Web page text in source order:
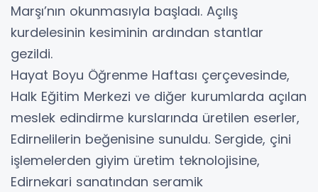
Marşı’nın okunmasıyla başladı. Açılış
kurdelesinin kesiminin ardından stantlar
gezildi.
Hayat Boyu Öğrenme Haftası çerçevesinde,
Halk Eğitim Merkezi ve diğer kurumlarda açılan
meslek edindirme kurslarında üretilen eserler,
Edirnelilerin beğenisine sunuldu. Sergide, çini
işlemelerden giyim üretim teknolojisine,
Edirnekari sanatından seramik